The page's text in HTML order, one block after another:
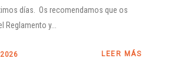
días. Os recomendamos que os
Reglamento y...
LEER MÁS